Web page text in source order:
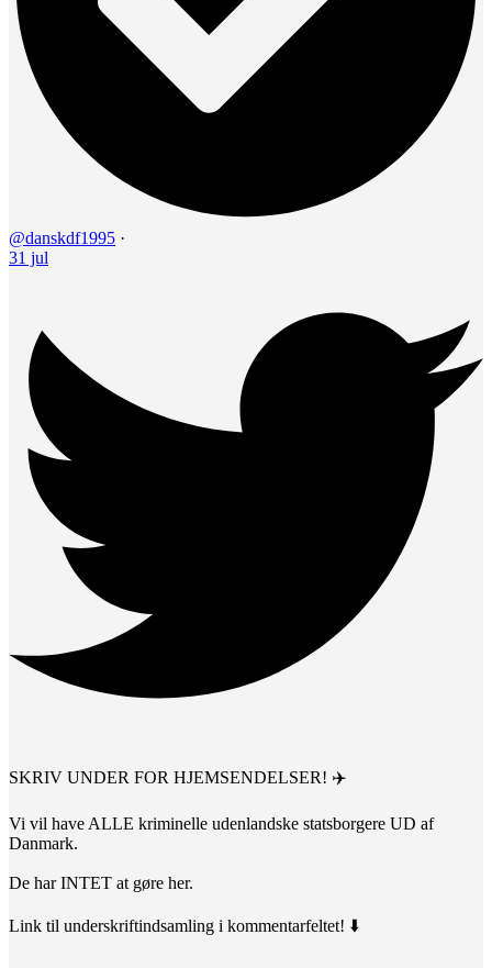
@danskdf1995 ·
31 jul
SKRIV UNDER FOR HJEMSENDELSER! ✈️
Vi vil have ALLE kriminelle udenlandske statsborgere UD af
Danmark.
De har INTET at gøre her.
Link til underskriftindsamling i kommentarfeltet! ⬇️